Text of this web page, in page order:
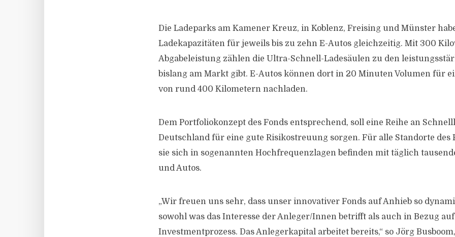
Die Ladeparks am Kamener Kreuz, in Koblenz, Freising und Münster
Ladekapazitäten für jeweils bis zu zehn E-Autos gleichzeitig. Mit 300
Abgabeleistung zählen die Ultra-Schnell-Ladesäulen zu den
bislang am Markt gibt. E-Autos können dort in 20 Minuten Volumen für
von rund 400 Kilometern nachladen.
Dem Portfoliokonzept des Fonds entsprechend, soll eine Reihe an
Deutschland für eine gute Risikostreuung sorgen. Für alle Standorte des
sie sich in sogenannten Hochfrequenzlagen befinden mit täglich
und Autos.
„Wir freuen uns sehr, dass unser innovativer Fonds auf Anhieb so
sowohl was das Interesse der Anleger/Innen betrifft als auch in Bezug
Investmentprozess. Das Anlegerkapital arbeitet bereits,“ so Jörg